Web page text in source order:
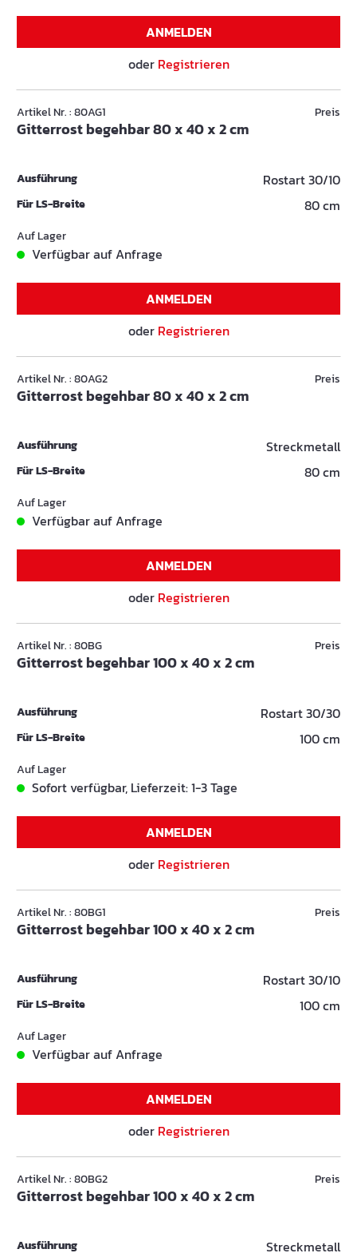
ANMELDEN
oder Registrieren
Artikel Nr. : 80AG1
Gitterrost begehbar 80 x 40 x 2 cm
Preis
Ausführung Rostart 30/10
Für LS-Breite 80 cm
Auf Lager
Verfügbar auf Anfrage
ANMELDEN
oder Registrieren
Artikel Nr. : 80AG2
Gitterrost begehbar 80 x 40 x 2 cm
Preis
Ausführung Streckmetall
Für LS-Breite 80 cm
Auf Lager
Verfügbar auf Anfrage
ANMELDEN
oder Registrieren
Artikel Nr. : 80BG
Gitterrost begehbar 100 x 40 x 2 cm
Preis
Ausführung Rostart 30/30
Für LS-Breite 100 cm
Auf Lager
Sofort verfügbar, Lieferzeit: 1-3 Tage
ANMELDEN
oder Registrieren
Artikel Nr. : 80BG1
Gitterrost begehbar 100 x 40 x 2 cm
Preis
Ausführung Rostart 30/10
Für LS-Breite 100 cm
Auf Lager
Verfügbar auf Anfrage
ANMELDEN
oder Registrieren
Artikel Nr. : 80BG2
Gitterrost begehbar 100 x 40 x 2 cm
Preis
Ausführung Streckmetall